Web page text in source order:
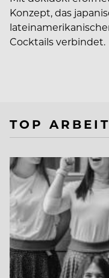
Konzept, das
Cocktails verbindet.
TOP